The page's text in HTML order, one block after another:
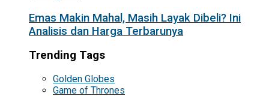
Emas Makin Mahal, Masih Layak Dibeli? Ini
Analisis dan Harga Terbarunya
Trending Tags
Golden Globes
Game of Thrones